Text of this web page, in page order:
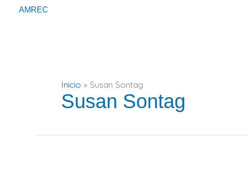
AMREC
Inicio Susan Sontag
Susan Sontag